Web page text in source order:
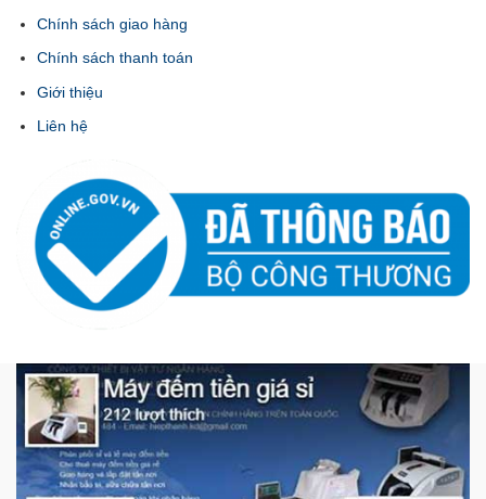
Chính sách giao hàng
Chính sách thanh toán
Giới thiệu
Liên hệ